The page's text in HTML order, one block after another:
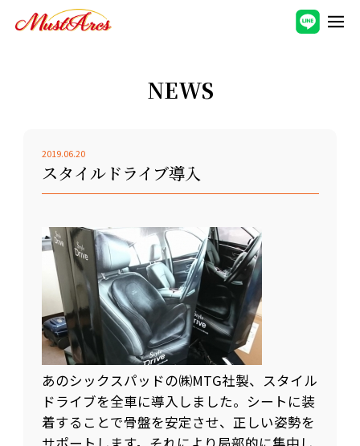
NEWS
2019.06.20
スタイルドライブ導入
あのシックスパッドの㈱MTG社製、スタイル
ドライブを全車に導入しました。シートに装
着することで骨盤を安定させ、正しい姿勢を